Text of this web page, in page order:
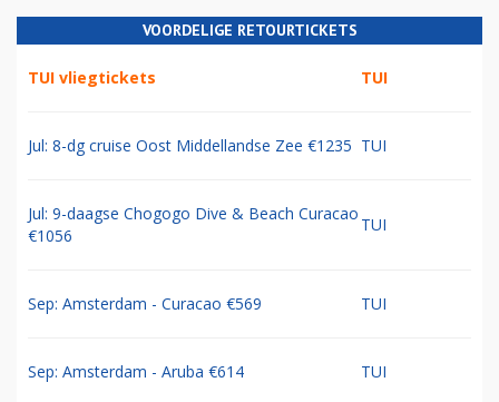
VOORDELIGE RETOURTICKETS
TUI vliegtickets TUI
Jul: 8-dg cruise Oost Middellandse Zee €1235 TUI
Jul: 9-daagse Chogogo Dive & Beach Curacao
€1056
TUI
Sep: Amsterdam - Curacao €569 TUI
Sep: Amsterdam - Aruba €614 TUI